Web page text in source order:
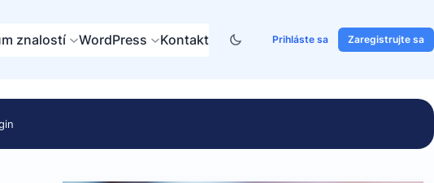
znalostí WordPress Kontakt Prihláste sa Zaregistrujte sa